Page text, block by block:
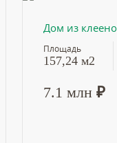
Дом из
Площадь
157,24 м2
7.1 млн ₽